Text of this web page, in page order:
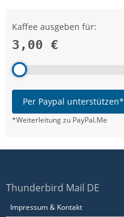
Kaffee ausgeben für:
3,00 €
Per Paypal unterstützen*
*Weiterleitung zu PayPal.Me
Thunderbird Mail DE
Impressum & Kontakt